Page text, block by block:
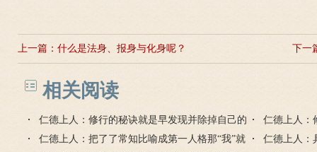
上一篇： 什么是法身、报身与化身呢？ 下一
相关阅读
仁德上人：修行的秘诀就是早发现并除掉自己的
习气毛病
仁德上人：
的缺点错误
仁德上人：把了了常知比喻成第一人格那“我”就
仁德上人：